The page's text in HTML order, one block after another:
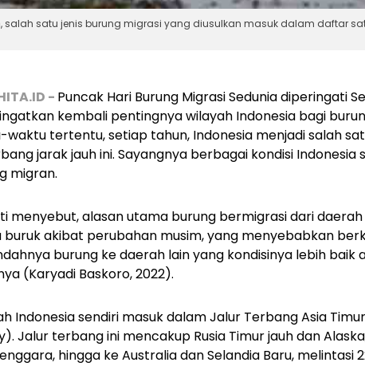
salah satu jenis burung migrasi yang diusulkan masuk dalam daftar
- Puncak Hari Burung Migrasi Sedunia diperingati
kembali pentingnya wilayah Indonesia bagi
waktu tertentu, setiap tahun, Indonesia menjadi salah
jarak jauh ini. Sayangnya berbagai kondisi
migran.
menyebut, alasan utama burung bermigrasi dari
buruk akibat perubahan musim, yang menyebabkan
burung ke daerah lain yang kondisinya lebih
(Karyadi Baskoro, 2022).
Indonesia sendiri masuk dalam Jalur Terbang Asia
). Jalur terbang ini mencakup Rusia Timur jauh dan
hingga ke Australia dan Selandia Baru, melintasi